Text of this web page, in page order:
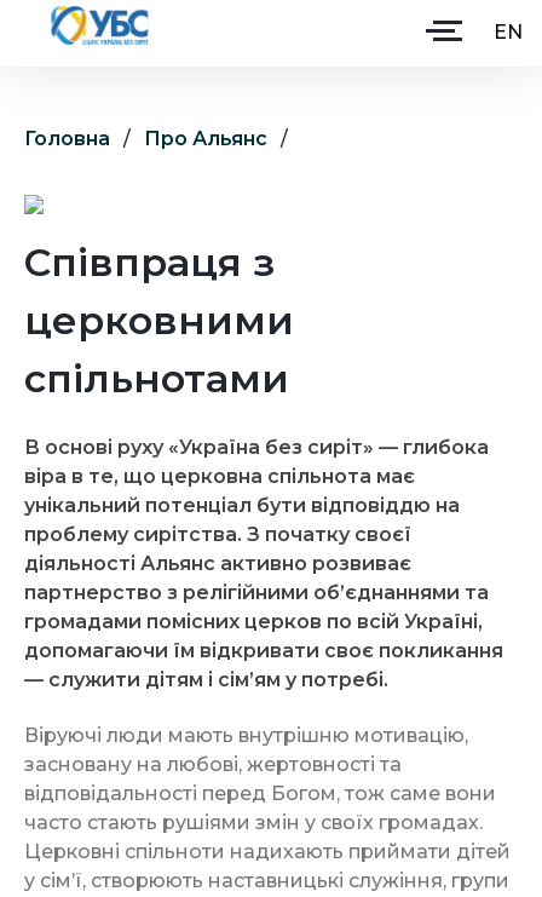
EN
Головна
Партнери
Як допомогти
Ініціативи
Долучитися
Головна / Про Альянс /
Співпраця з
церковними
спільнотами
В основі руху «Україна без сиріт» — глибока
віра в те, що церковна спільнота має
унікальний потенціал бути відповіддю на
проблему сирітства. З початку своєї
діяльності Альянс активно розвиває
партнерство з релігійними об’єднаннями та
громадами помісних церков по всій Україні,
допомагаючи їм відкривати своє покликання
— служити дітям і сім’ям у потребі.
Віруючі люди мають внутрішню мотивацію,
засновану на любові, жертовності та
відповідальності перед Богом, тож саме вони
часто стають рушіями змін у своїх громадах.
Церковні спільноти надихають приймати дітей
у сім’ї, створюють наставницькі служіння, групи